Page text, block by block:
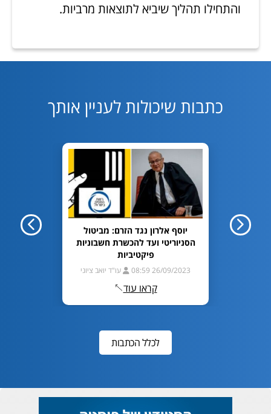
והתחילו תהליך שיביא לתוצאות מרביות.
כתבות שיכולות לעניין אותך
יוסף אלרון נגד הזרם: מביטול
הסניוריטי ועד להכשרת חשבוניות
פיקטיביות
26/09/2023 08:59 עו"ד יואב ציוני
קראו עוד
לכלל הכתבות